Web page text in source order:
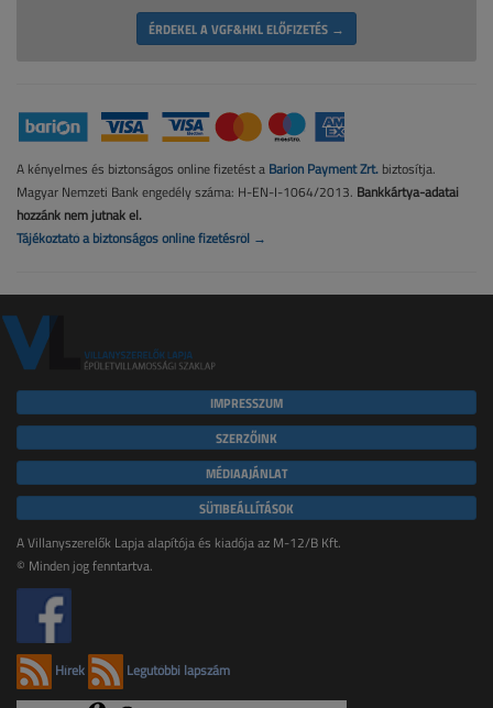
ÉRDEKEL A VGF&HKL ELŐFIZETÉS →
A kényelmes és biztonságos online fizetést a Barion Payment Zrt. biztosítja.
Magyar Nemzeti Bank engedély száma: H-EN-I-1064/2013. Bankkártya-adatai
hozzánk nem jutnak el.
Tájékoztató a biztonságos online fizetésről →
IMPRESSZUM
SZERZŐINK
MÉDIAAJÁNLAT
SÜTIBEÁLLÍTÁSOK
A Villanyszerelők Lapja alapítója és kiadója az M-12/B Kft.
© Minden jog fenntartva.
Hírek Legutóbbi lapszám